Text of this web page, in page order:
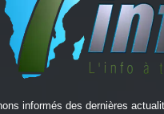
informés des dernières